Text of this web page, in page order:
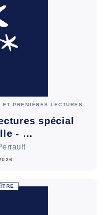
PREMIÈRES LECTURES
spécial
- …